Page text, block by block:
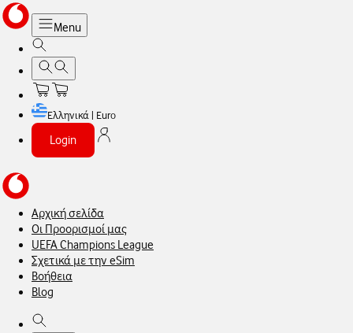
Menu
Ελληνικά | Euro
Login
Αρχική σελίδα
Οι Προορισμοί μας
UEFA Champions League
Σχετικά με την eSim
Βοήθεια
Blog